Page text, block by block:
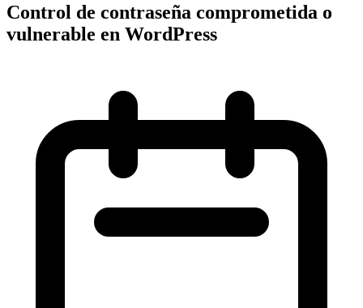
Control de contraseña comprometida o
vulnerable en WordPress